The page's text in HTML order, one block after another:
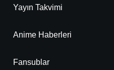
Yayın Takvimi
Anime Haberleri
Fansublar